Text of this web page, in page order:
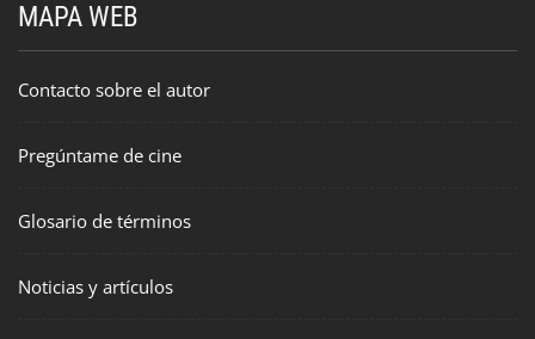
MAPA WEB
Contacto sobre el autor
Pregúntame de cine
Glosario de términos
Noticias y artículos